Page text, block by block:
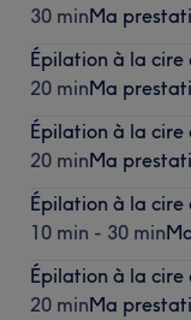
30 minMa
Épilation à la cire
20 minMa
Épilation à la cire
20 minMa
Épilation à la cire
10 min - 30 min
Épilation à la cire
20 minMa